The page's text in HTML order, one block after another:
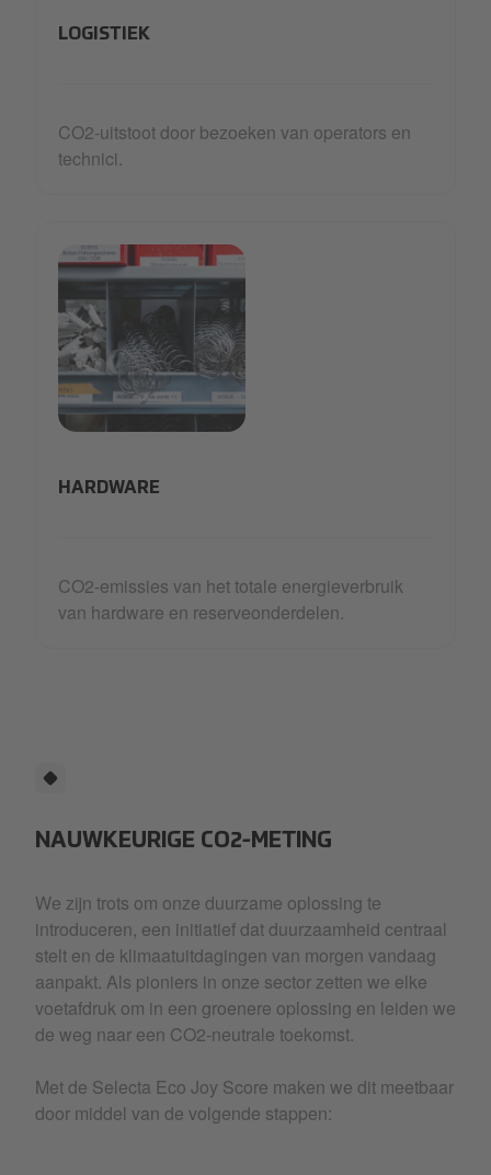
LOGISTIEK
CO2-uitstoot door bezoeken van operators en
technici.
HARDWARE
CO2-emissies van het totale energieverbruik
van hardware en reserveonderdelen.
NAUWKEURIGE CO2-METING
We zijn trots om onze duurzame oplossing te
introduceren, een initiatief dat duurzaamheid centraal
stelt en de klimaatuitdagingen van morgen vandaag
aanpakt. Als pioniers in onze sector zetten we elke
voetafdruk om in een groenere oplossing en leiden we
de weg naar een CO2-neutrale toekomst.
Met de Selecta Eco Joy Score maken we dit meetbaar
door middel van de volgende stappen: